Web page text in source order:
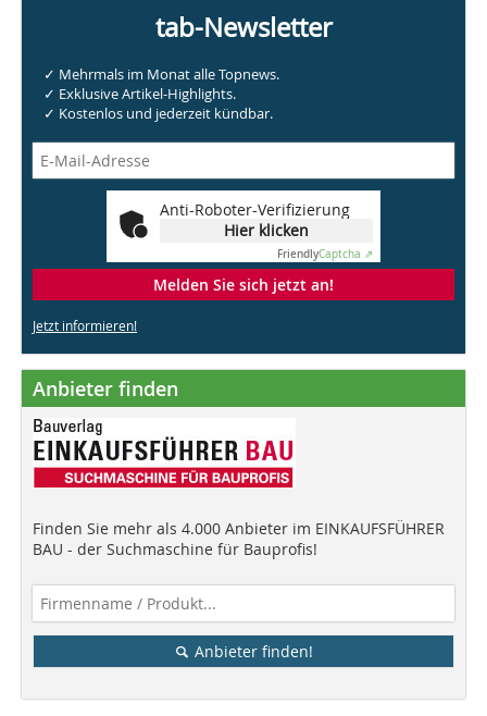
tab-Newsletter
✓ Mehrmals im Monat alle Topnews.
✓ Exklusive Artikel-Highlights.
✓ Kostenlos und jederzeit kündbar.
Anti-Roboter-Verifizierung
Hier klicken
FriendlyCaptcha ⇗
Melden Sie sich jetzt an!
Jetzt informieren!
Anbieter finden
Finden Sie mehr als 4.000 Anbieter im EINKAUFSFÜHRER
BAU - der Suchmaschine für Bauprofis!
Anbieter finden!